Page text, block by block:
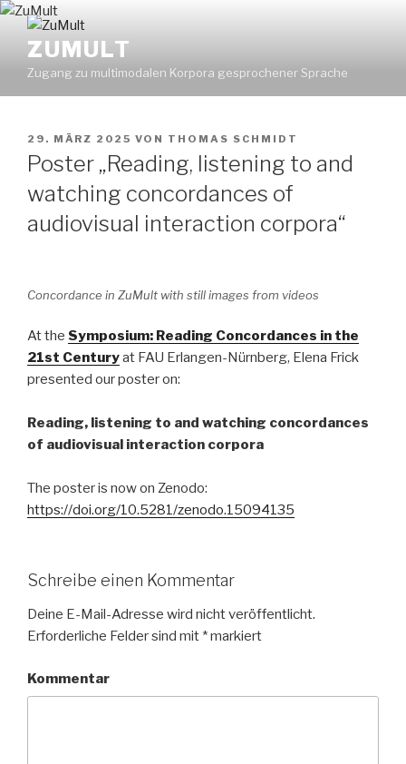
Zum
Inhalt
springenZUMULT
Zugang zu multimodalen Korpora gesprochener Sprache
VERÖFFENTLICHT
AM
29. MÄRZ 2025 VON THOMAS SCHMIDT
Poster „Reading, listening to and
watching concordances of
audiovisual interaction corpora“
Concordance in ZuMult with still images from videos
At the Symposium: Reading Concordances in the
21st Centuryat FAU Erlangen-Nürnberg, Elena Frick
presented our poster on:
Reading, listening to and watching concordances
of audiovisual interaction corpora
The poster is now on Zenodo:
https://doi.org/10.5281/zenodo.15094135
Schreibe einen Kommentar
Deine E-Mail-Adresse wird nicht veröffentlicht.
Erforderliche Felder sind mit *markiert
Kommentar